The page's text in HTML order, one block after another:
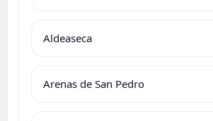
Aldeaseca
Arenas de San Pedro